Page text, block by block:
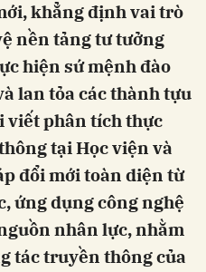
khẳng định vai trò
nền tảng tư tưởng
hiện sứ mệnh đào
lan tỏa các thành tựu
viết phân tích thực
tại Học viện và
đổi mới toàn diện từ
ứng dụng công nghệ
nhân lực, nhằm
tác truyền thông của